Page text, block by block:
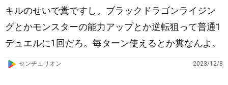
キルのせいで糞ですし。ブラックドラゴンライジン
グとかモンスターの能力アップとか逆転狙って普通1
デュエルに1回だろ。毎ターン使えるとか糞なんよ。
Gセンチュリオン 2023/12/8